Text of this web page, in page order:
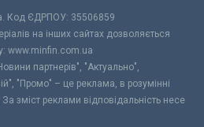
Код ЄДРПОУ: 35506859
на інших сайтах дозволяється
www.minfin.com.ua
партнерів", "Актуально",
"Промо" – це реклама, в розумінні
зміст реклами відповідальність несе